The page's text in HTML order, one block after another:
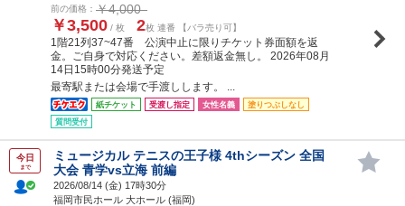
前の価格： ￥4,000
￥3,500 / 枚 2枚 連番 【バラ売り可】
1階21列37~47番 公演中止に限りチケット券面額を返
金。ご自身で対応ください。差額返金無し。 2026年08月
14日15時00分発送予定
最寄駅または会場で手渡しします。 ...
紙チケット 受渡し指定 女性名義
塗りつぶしなし
質問受付
今日
まで
ミュージカル テニスの王子様 4thシーズン 全国
大会 青学vs立海 前編
2026/08/14 (金) 17時30分
福岡市民ホール 大ホール (福岡)